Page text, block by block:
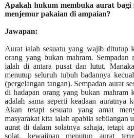
Apakah hukum membuka aurat bagi
menjemur pakaian di ampaian?
Jawapan:
Aurat ialah sesuatu yang wajib ditutup
orang yang bukan mahram. Sempadan
ialah di antara pusat dan lutut.
menutup seluruh tubuh badannya
(pergelangan tangan). Sempadan aurat
di hadapan orang yang bukan mahram
adalah sama seperti keadaan auratnya
Akan tetapi sesuatu yang amat
masyarakat kita ialah apabila sebilangan
aurat di dalam solatnya sahaja, tetapi
solat, kewajipan menutup aurat